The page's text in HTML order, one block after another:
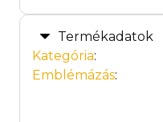
Termékadatok
Kategória:
Emblémázás: